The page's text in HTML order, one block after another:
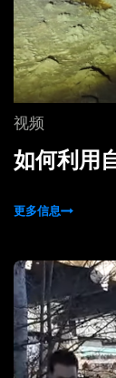
视频
如何利用
更多信息